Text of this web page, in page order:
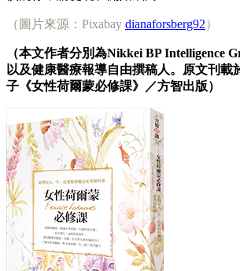
（圖片來源：Pixabay dianaforsberg92）
（本文作者分別為Nikkei BP Intelligence
以及健康醫療報導自由撰稿人。原文刊載
子《女性荷爾蒙必修課》／方智出版）